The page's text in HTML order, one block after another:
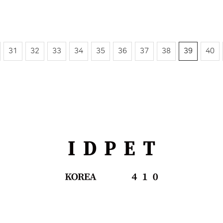
이전
31 32 33 34 35 36 37 38 39 40